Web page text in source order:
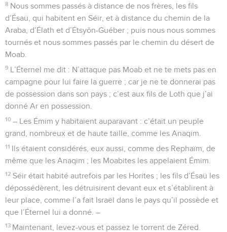
8 Nous sommes passés à distance de nos frères, les fils
d’Ésaü, qui habitent en Séir, et à distance du chemin de la
Araba, d’Élath et d’Étsyôn-Guéber ; puis nous nous sommes
tournés et nous sommes passés par le chemin du désert de
Moab.
9 L’Éternel me dit : N’attaque pas Moab et ne te mets pas en
campagne pour lui faire la guerre ; car je ne te donnerai pas
de possession dans son pays ; c’est aux fils de Loth que j’ai
donné Ar en possession.
10 – Les Émim y habitaient auparavant : c’était un peuple
grand, nombreux et de haute taille, comme les Anaqim.
11 Ils étaient considérés, eux aussi, comme des Rephaïm, de
même que les Anaqim ; les Moabites les appelaient Émim.
12 Séir était habité autrefois par les Horites ; les fils d’Ésaü les
dépossédèrent, les détruisirent devant eux et s’établirent à
leur place, comme l’a fait Israël dans le pays qu’il possède et
que l’Éternel lui a donné. –
13 Maintenant, levez-vous et passez le torrent de Zéred.